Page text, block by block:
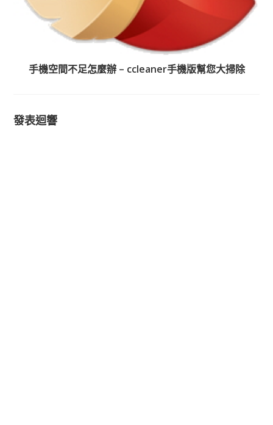
手機空間不足怎麼辦 – ccleaner手機版幫您大掃除
發表迴響